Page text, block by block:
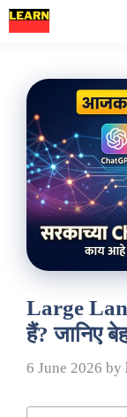
Skip
to
Large
हैं? जानिए
6 June 2026 by